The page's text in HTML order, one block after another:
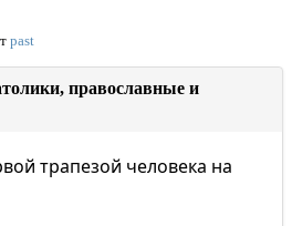
past
православные и
трапезой человека на